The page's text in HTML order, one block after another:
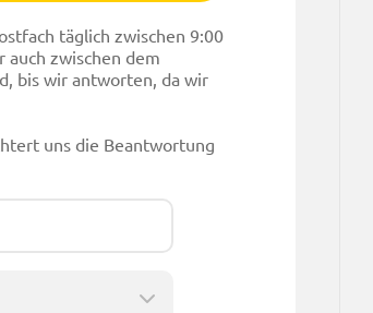
täglich zwischen 9:00
auch zwischen dem
bis wir antworten, da wir
uns die Beantwortung